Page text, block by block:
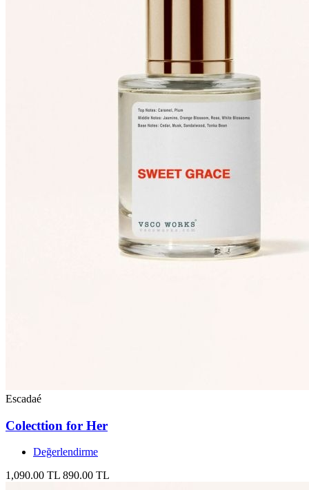
Escadaé
Colecttion for Her
Değerlendirme
1,090.00 TL 890.00 TL